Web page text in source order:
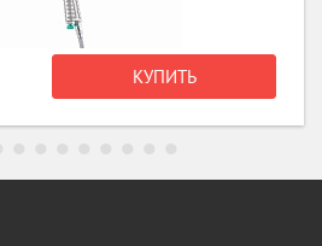
КУПИТЬ